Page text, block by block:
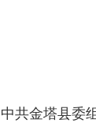
中共金塔县委